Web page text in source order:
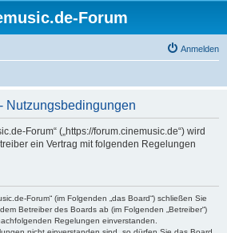
Forum
Anmelden
Nutzungsbedingungen
Forum“ („https://forum.cinemusic.de“) wird
ein Vertrag mit folgenden Regelungen
Forum“ (im Folgenden „das Board“) schließen Sie
Betreiber des Boards ab (im Folgenden „Betreiber“)
Regelungen einverstanden.